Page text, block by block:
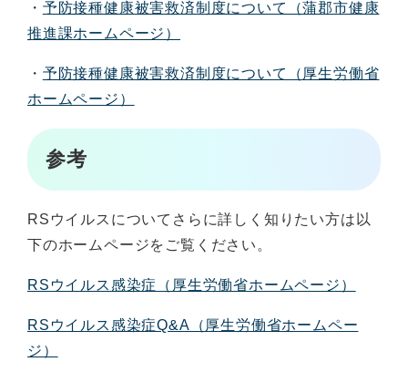
・ 予防接種健康被害救済制度について（蒲郡市健康
推進課ホームページ）
・ 予防接種健康被害救済制度について（厚生労働省
ホームページ）
参考
RSウイルスについてさらに詳しく知りたい方は以
下のホームページをご覧ください。
RSウイルス感染症（厚生労働省ホームページ）
RSウイルス感染症Q&A（厚生労働省ホームペー
ジ）